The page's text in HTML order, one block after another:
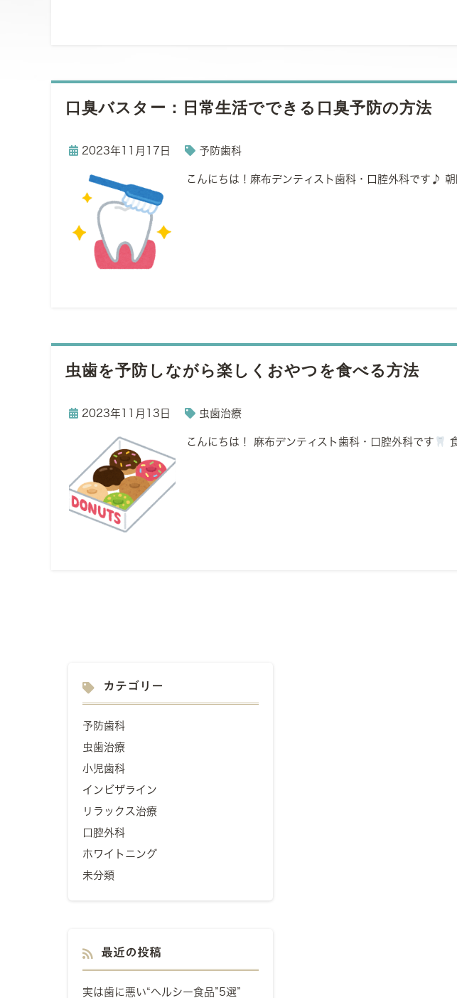
口臭バスター：日常生活でできる口臭予防の方法
2023年11月17日 予防歯科
こんにちは！麻布デンティスト歯科・口腔外科です♪
虫歯を予防しながら楽しくおやつを食べる方法
2023年11月13日 虫歯治療
こんにちは！ 麻布デンティスト歯科・口腔外科です
カテゴリー
予防歯科
虫歯治療
小児歯科
インビザライン
リラックス治療
口腔外科
ホワイトニング
未分類
最近の投稿
実は歯に悪い“ヘルシー食品”5選”